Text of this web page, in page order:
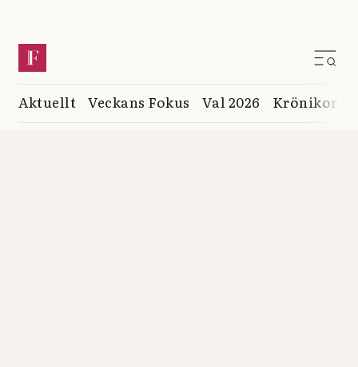
Aktuellt Veckans Fokus Val 2026 Krönikor